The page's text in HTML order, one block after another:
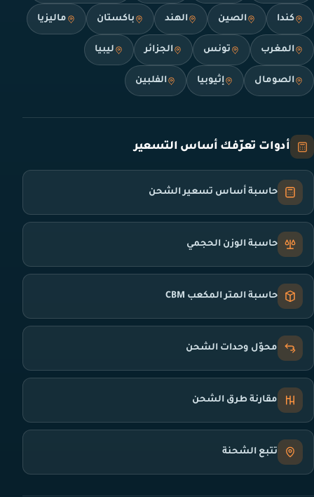
كندا الصين الهند باكستان ماليزيا
المغرب تونس الجزائر ليبيا
الصومال إثيوبيا الفلبين
أدوات تعرّفك أساس التسعير
حاسبة أساس تسعير الشحن
حاسبة الوزن الحجمي
حاسبة المتر المكعب CBM
محوّل وحدات الشحن
مقارنة طرق الشحن
تتبع الشحنة